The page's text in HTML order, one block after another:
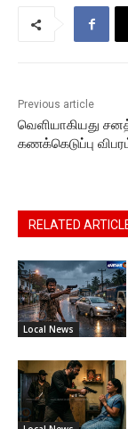
Previous article
வெளியாகியது
கணக்கெடுப்பு
RELATED
Local News